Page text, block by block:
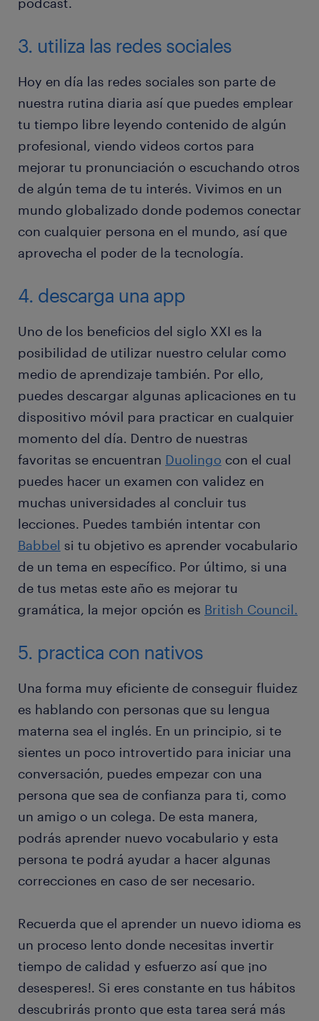
3. utiliza las redes sociales
Hoy en día las redes sociales son parte de
nuestra rutina diaria así que puedes emplear
tu tiempo libre leyendo contenido de algún
profesional, viendo videos cortos para
mejorar tu pronunciación o escuchando otros
de algún tema de tu interés. Vivimos en un
mundo globalizado donde podemos conectar
con cualquier persona en el mundo, así que
aprovecha el poder de la tecnología.
4. descarga una app
Uno de los beneficios del siglo XXI es la
posibilidad de utilizar nuestro celular como
medio de aprendizaje también. Por ello,
puedes descargar algunas aplicaciones en tu
dispositivo móvil para practicar en cualquier
momento del día. Dentro de nuestras
favoritas se encuentran Duolingo con el cual
puedes hacer un examen con validez en
muchas universidades al concluir tus
lecciones. Puedes también intentar con
Babbel si tu objetivo es aprender vocabulario
de un tema en específico. Por último, si una
de tus metas este año es mejorar tu
gramática, la mejor opción es British Council.
5. practica con nativos
Una forma muy eficiente de conseguir fluidez
es hablando con personas que su lengua
materna sea el inglés. En un principio, si te
sientes un poco introvertido para iniciar una
conversación, puedes empezar con una
persona que sea de confianza para ti, como
un amigo o un colega. De esta manera,
podrás aprender nuevo vocabulario y esta
persona te podrá ayudar a hacer algunas
correcciones en caso de ser necesario.
Recuerda que el aprender un nuevo idioma es
un proceso lento donde necesitas invertir
tiempo de calidad y esfuerzo así que ¡no
desesperes!. Si eres constante en tus hábitos
descubrirás pronto que esta tarea será más